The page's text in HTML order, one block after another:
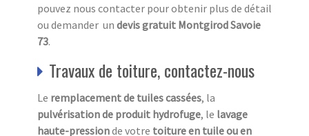
pouvez nous contacter pour obtenir plus de détail
ou demander un devis gratuit Montgirod Savoie
73.
Travaux de toiture, contactez-nous
Le remplacement de tuiles cassées, la
pulvérisation de produit hydrofuge, le lavage
haute-pressionde votre toiture en tuile ou en